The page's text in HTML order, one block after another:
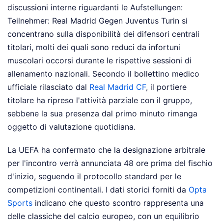
discussioni interne riguardanti le Aufstellungen:
Teilnehmer: Real Madrid Gegen Juventus Turin si
concentrano sulla disponibilità dei difensori centrali
titolari, molti dei quali sono reduci da infortuni
muscolari occorsi durante le rispettive sessioni di
allenamento nazionali. Secondo il bollettino medico
ufficiale rilasciato dal Real Madrid CF, il portiere
titolare ha ripreso l'attività parziale con il gruppo,
sebbene la sua presenza dal primo minuto rimanga
oggetto di valutazione quotidiana.
La UEFA ha confermato che la designazione arbitrale
per l'incontro verrà annunciata 48 ore prima del fischio
d'inizio, seguendo il protocollo standard per le
competizioni continentali. I dati storici forniti da Opta
Sports indicano che questo scontro rappresenta una
delle classiche del calcio europeo, con un equilibrio